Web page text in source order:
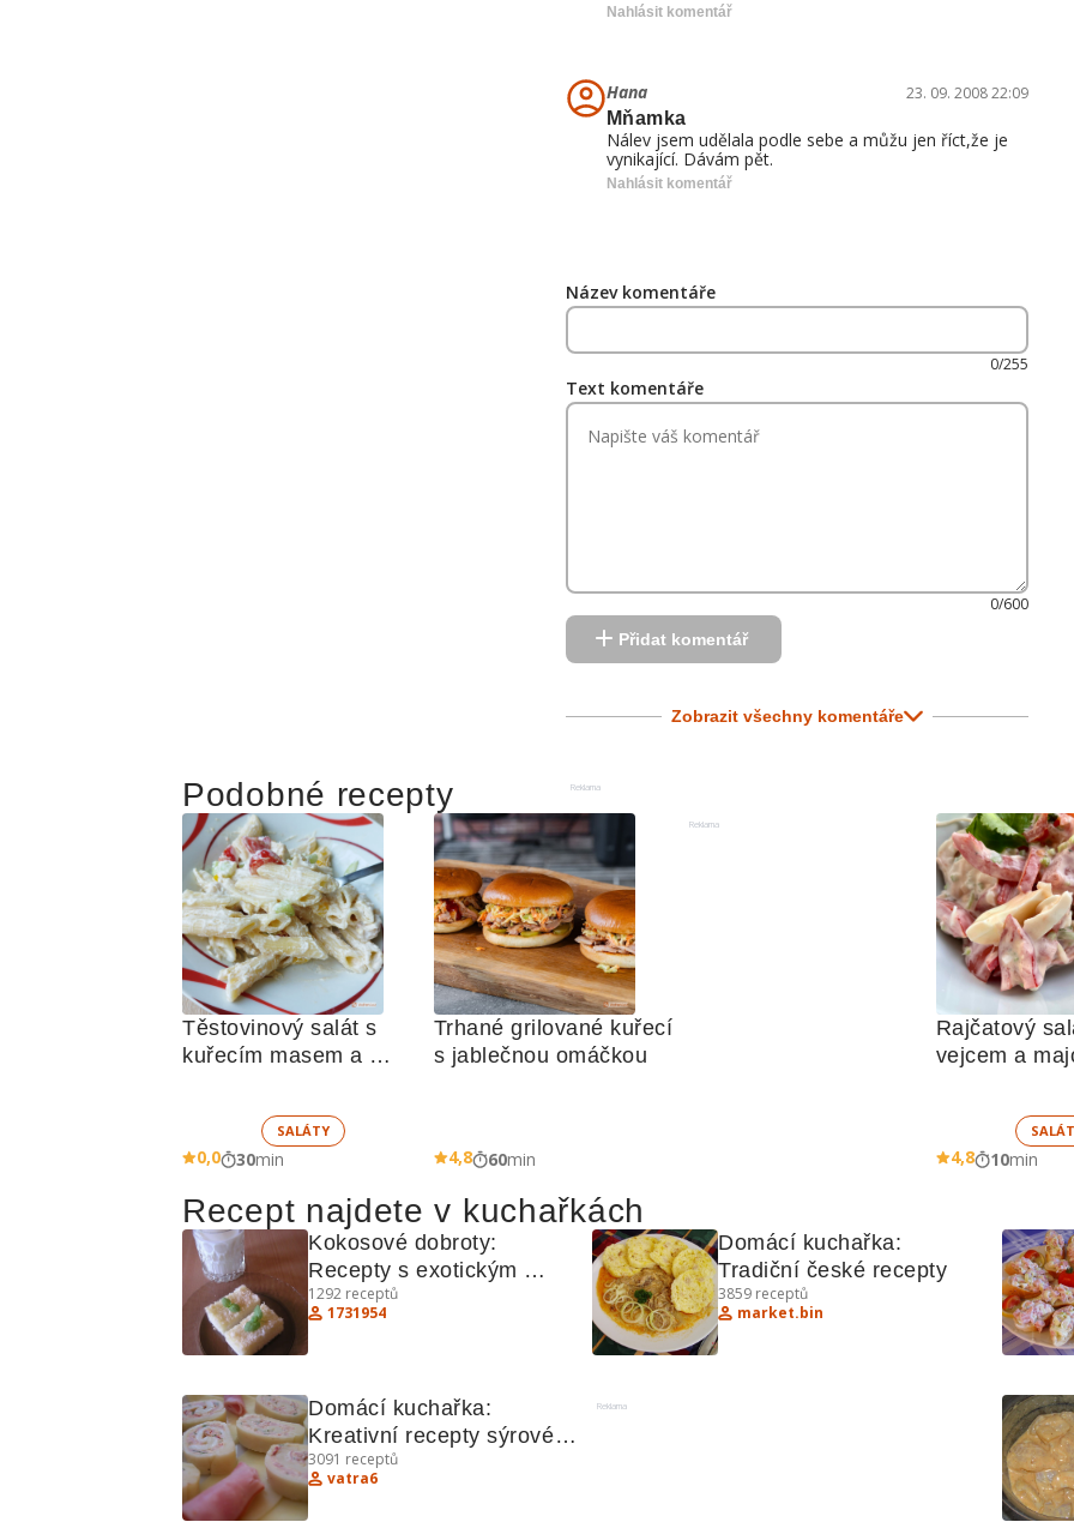
Nahlásit komentář
Hana
23. 09. 2008 22:09
Mňamka
Nálev jsem udělala podle sebe a můžu jen říct,že je
vynikající. Dávám pět.
Nahlásit komentář
Název komentáře
0/255
Text komentáře
0/600
Přidat komentář
Zobrazit všechny komentáře
Reklama
Podobné recepty
Těstovinový salát s
kuřecím masem a
SALÁTY
0,0 30min
Trhané grilované kuřecí
s jablečnou omáčkou
4,8 60min
Reklama
Rajčatový
vejcem a
4,8 10min
Recept najdete v kuchařkách
Kokosové dobroty:
Recepty s exotickým
nádechem
1292 receptů
1731954
Domácí kuchařka:
Tradiční české recepty
3859 receptů
market.bin
Domácí kuchařka:
Kreativní recepty sýrové
rolky a kolena na divokém
koření
3091 receptů
vatra6
Reklama